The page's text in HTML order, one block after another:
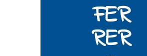
FER
RER